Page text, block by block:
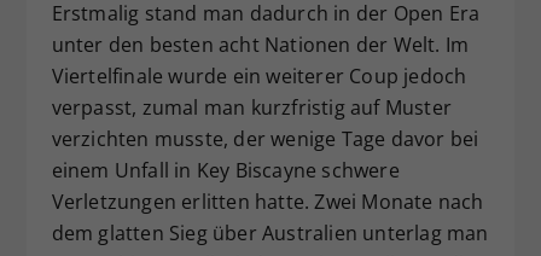
Erstmalig stand man dadurch in der Open Era
unter den besten acht Nationen der Welt. Im
Viertelfinale wurde ein weiterer Coup jedoch
verpasst, zumal man kurzfristig auf Muster
verzichten musste, der wenige Tage davor bei
einem Unfall in Key Biscayne schwere
Verletzungen erlitten hatte. Zwei Monate nach
dem glatten Sieg über Australien unterlag man